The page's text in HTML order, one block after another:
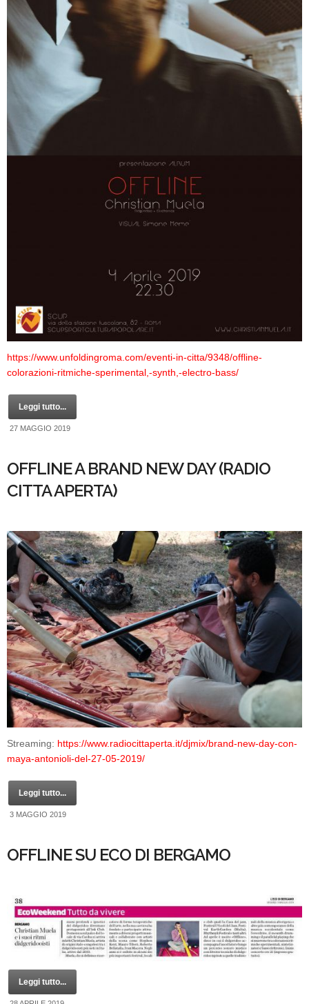
https://www.unfoldingroma.com/eventi-in-citta/9348/offline-
colorazioni-ritmiche-sperimental,-synth,-electro-bass/
Leggi tutto...
27 MAGGIO 2019
OFFLINE A BRAND NEW DAY (RADIO
CITTA APERTA)
Streaming: https://www.radiocittaperta.it/djmix/brand-new-day-con-
maya-antonioli-del-27-05-2019/
Leggi tutto...
3 MAGGIO 2019
OFFLINE SU ECO DI BERGAMO
Leggi tutto...